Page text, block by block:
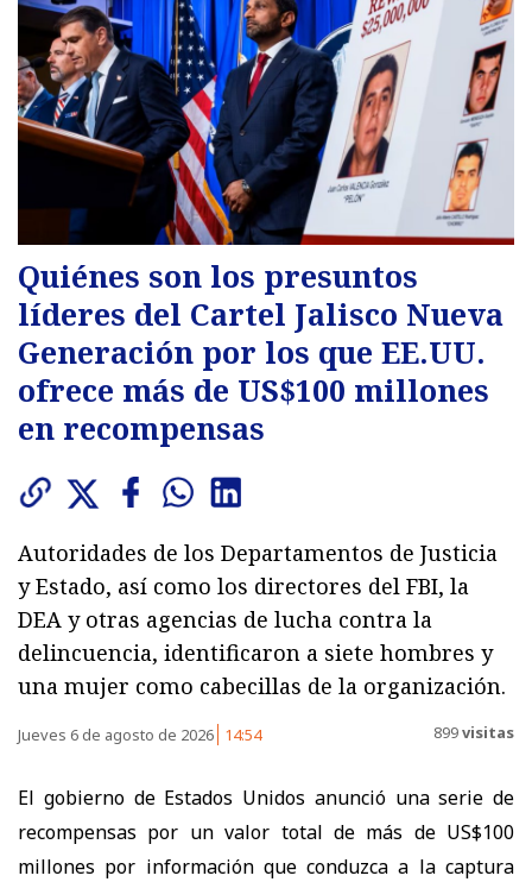
Quiénes son los presuntos
líderes del Cartel Jalisco Nueva
Generación por los que EE.UU.
ofrece más de US$100 millones
en recompensas
Autoridades de los Departamentos de Justicia
y Estado, así como los directores del FBI, la
DEA y otras agencias de lucha contra la
delincuencia, identificaron a siete hombres y
una mujer como cabecillas de la organización.
Jueves 6 de agosto de 2026 14:54 899visitas
El gobierno de Estados Unidos anunció una serie de
recompensas por un valor total de más de US$100
millones por información que conduzca a la captura